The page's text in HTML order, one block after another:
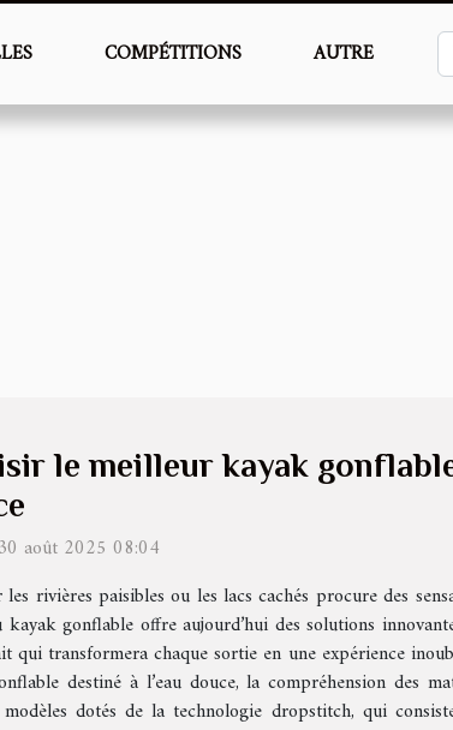
COMPÉTITIONS AUTRE
le meilleur kayak
août 2025 08:04
rivières paisibles ou les lacs cachés procure des
gonflable offre aujourd’hui des solutions
qui transformera chaque sortie en une expérience
destiné à l’eau douce, la compréhension des
dotés de la technologie dropstitch, qui